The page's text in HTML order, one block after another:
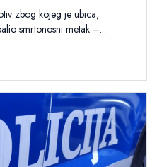
zbog kojeg je ubica,
smrtonosni metak –...